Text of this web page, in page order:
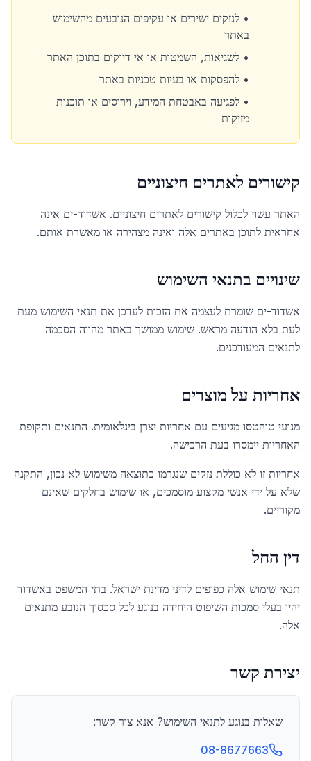
• לנזקים ישירים או עקיפים הנובעים מהשימוש
באתר
• לשגיאות, השמטות או אי דיוקים בתוכן האתר
• להפסקות או בעיות טכניות באתר
• לפגיעה באבטחת המידע, וירוסים או תוכנות
מזיקות
קישורים לאתרים חיצוניים
האתר עשוי לכלול קישורים לאתרים חיצוניים. אשדוד-ים אינה
אחראית לתוכן באתרים אלה ואינה מצהירה או מאשרת אותם.
שינויים בתנאי השימוש
אשדוד-ים שומרת לעצמה את הזכות לעדכן את תנאי השימוש מעת
לעת בלא הודעה מראש. שימוש ממושך באתר מהווה הסכמה
לתנאים המעודכנים.
אחריות על מוצרים
מנועי טוהטסו מגיעים עם אחריות יצרן בינלאומית. התנאים ותקופת
האחריות יימסרו בעת הרכישה.
אחריות זו לא כוללת נזקים שנגרמו כתוצאה משימוש לא נכון, התקנה
שלא על ידי אנשי מקצוע מוסמכים, או שימוש בחלקים שאינם
מקוריים.
דין החל
תנאי שימוש אלה כפופים לדיני מדינת ישראל. בתי המשפט באשדוד
יהיו בעלי סמכות השיפוט היחידה בנוגע לכל סכסוך הנובע מתנאים
אלה.
יצירת קשר
שאלות בנוגע לתנאי השימוש? אנא צור קשר:
08-8677663